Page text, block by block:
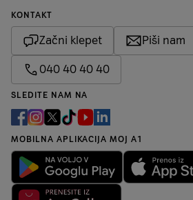
KONTAKT
Začni klepet Piši nam
040 40 40 40
SLEDITE NAM NA
MOBILNA APLIKACIJA MOJ A1